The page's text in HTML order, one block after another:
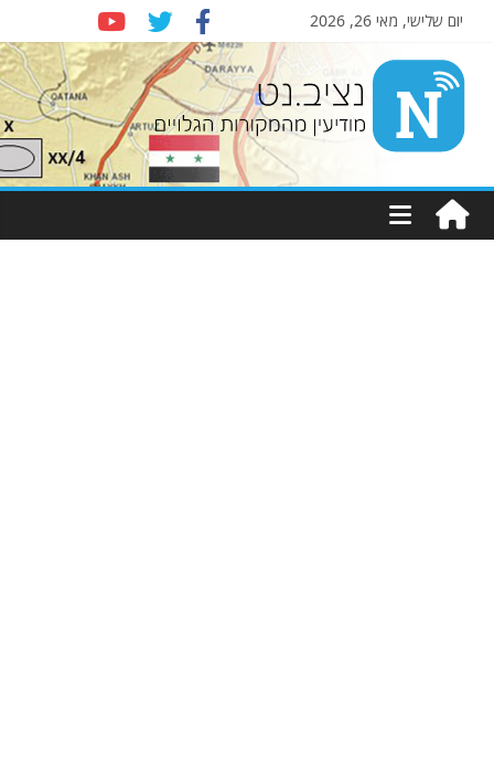
יום שלישי, מאי 26, 2026
Nziv.net
מודיעין
מהמקורות